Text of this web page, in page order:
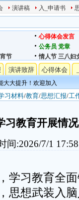
演讲稿 入_申请书
心得体会发言
公务员 党章
节 情人节 三八妇
演讲致辞 心得体会
大大提升！欢迎加入
习材料/教育/思想汇报/工
习教育开展情
间:2026/7/1
学习教育全
思想武装入